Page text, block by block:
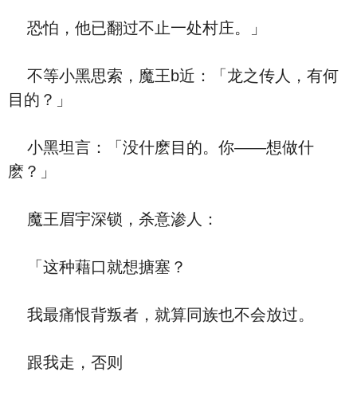
恐怕，他已翻过不止一处村庄。」
不等小黑思索，魔王b近：「龙之传人，有何
目的？」
小黑坦言：「没什麽目的。你——想做什
麽？」
魔王眉宇深锁，杀意渗人：
「这种藉口就想搪塞？
我最痛恨背叛者，就算同族也不会放过。
跟我走，否则